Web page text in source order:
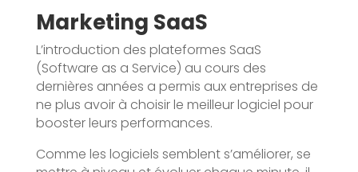
Marketing SaaS
L’introduction des plateformes SaaS
(Software as a Service) au cours des
dernières années a permis aux entreprises de
ne plus avoir à choisir le meilleur logiciel pour
booster leurs performances.
Comme les logiciels semblent s’améliorer, se